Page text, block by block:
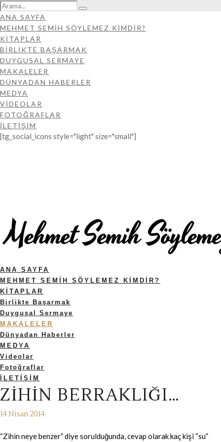
ANA SAYFA
MEHMET SEMIH SÖYLEMEZ KIMDIR?
KİTAPLAR
BIRLIKTE BAŞARMAK
DUYGUSAL SERMAYE
MAKALELER
DÜNYADAN HABERLER
MEDYA
VIDEOLAR
FOTOĞRAFLAR
İLETIŞIM
[tg_social_icons style="light" size="small"]
ANA SAYFA
MEHMET SEMIH SÖYLEMEZ KIMDIR?
KITAPLAR
Birlikte Başarmak
Duygusal Sermaye
MAKALELER
Dünyadan Haberler
MEDYA
Videolar
Fotoğraflar
İLETIŞIM
ZIHIN BERRAKLIĞI…
14 Nisan 2014
“Zihin neye benzer” diye sorulduğunda, cevap olarak kaç kişi “su”